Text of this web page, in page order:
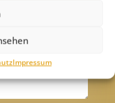
Impressum